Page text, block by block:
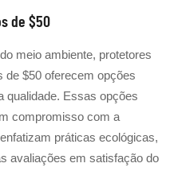
de $50
meio ambiente, protetores
de $50 oferecem opções
qualidade. Essas opções
compromisso com a
práticas ecológicas,
avaliações em satisfação do